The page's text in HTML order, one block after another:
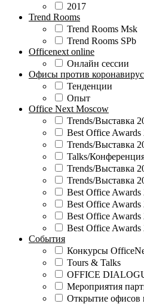
2017
Trend Rooms
Trend Rooms Msk
Trend Rooms SPb
Officenext online
Онлайн сессии
Офисы против
Тенденции
Опыт
Office Next Moscow
Trends/Выставка
Best Office Awards
Trends/Выставка
Talks/
Trends/Выставка
Trends/Выставка
Best Office Awards
Best Office Awards
Best Office Awards
Best Office Awards
События
Конкурсы
Tours & Talks
OFFICE
Мероприятия
Открытие офисов